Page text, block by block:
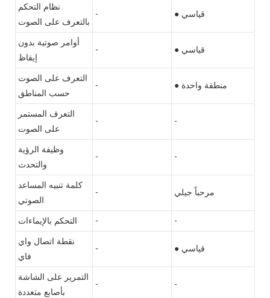
نظام التحكم
بالتعرف على الصوت
- ● قياسي
أوامر صوتية بدون
إيقاظ
- ● قياسي
التعرف على الصوت
حسب المناطق
- ● منطقة واحدة
التعرف المستمر
على الصوت
- -
وظيفة الرؤية
والتحدث
- -
كلمة تنبيه المساعد
الصوتي
- مرحباً جيلي
التحكم بالإيماءات -
-
نقطة اتصال واي
فاي
- ● قياسي
التمرير على الشاشة
بأصابع متعددة
- -